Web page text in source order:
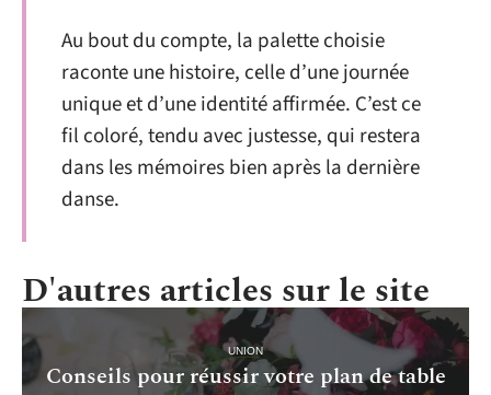
Au bout du compte, la palette choisie
raconte une histoire, celle d’une journée
unique et d’une identité affirmée. C’est ce
fil coloré, tendu avec justesse, qui restera
dans les mémoires bien après la dernière
danse.
D'autres articles sur le site
UNION
Conseils pour réussir votre plan de table